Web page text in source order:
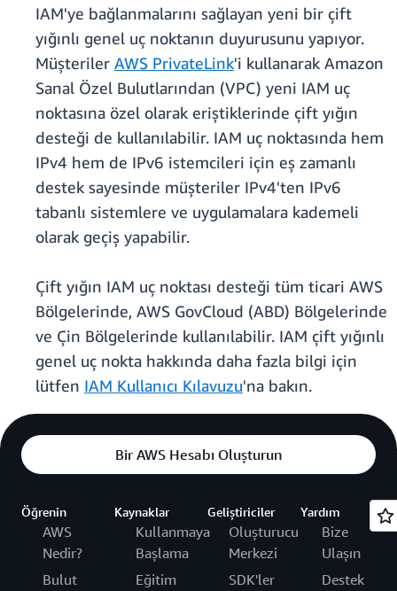
IAM'ye bağlanmalarını sağlayan yeni bir çift
yığınlı genel uç noktanın duyurusunu yapıyor.
Müşteriler AWS PrivateLink'i kullanarak Amazon
Sanal Özel Bulutlarından (VPC) yeni IAM uç
noktasına özel olarak eriştiklerinde çift yığın
desteği de kullanılabilir. IAM uç noktasında hem
IPv4 hem de IPv6 istemcileri için eş zamanlı
destek sayesinde müşteriler IPv4'ten IPv6
tabanlı sistemlere ve uygulamalara kademeli
olarak geçiş yapabilir.
Çift yığın IAM uç noktası desteği tüm ticari AWS
Bölgelerinde, AWS GovCloud (ABD) Bölgelerinde
ve Çin Bölgelerinde kullanılabilir. IAM çift yığınlı
genel uç nokta hakkında daha fazla bilgi için
lütfen IAM Kullanıcı Kılavuzu'na bakın.
Bir AWS Hesabı Oluşturun
Öğrenin
AWS
Nedir?
Bulut
Kaynaklar
Kullanmaya
Başlama
Eğitim
Geliştiriciler
Oluşturucu
Merkezi
SDK'ler
Yardım
Bize
Ulaşın
Destek